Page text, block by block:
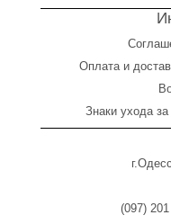
Оплатаи
Знаки ухода
(097)